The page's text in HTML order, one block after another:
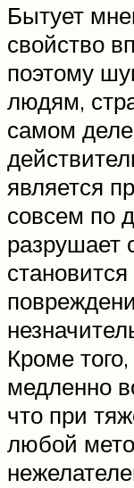
Бытует
свойство
поэтому
людям,
самом деле
является
совсем по
разрушает
Кроме
медленно
что при
любой